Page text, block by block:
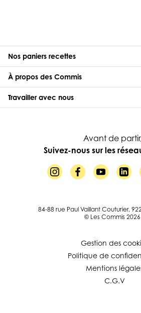
Nos paniers recettes
À propos des Commis
Travailler avec nous
Avant de
Suivez-nous sur les
84-88 rue Paul Vaillant Couturier,
© Les Commis 2026
Gestion des
Politique de
Mentions
C.G.V